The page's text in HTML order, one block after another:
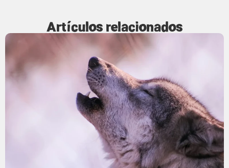
Artículos relacionados